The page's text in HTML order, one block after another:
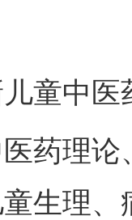
中医
理论
生理